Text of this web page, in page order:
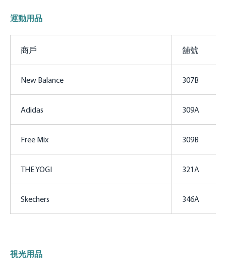
運動用品
商戶 舖號
New Balance 307B
Adidas 309A
Free Mix 309B
THE YOGI 321A
Skechers 346A
視光用品